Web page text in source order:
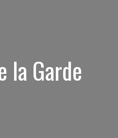
la Garde